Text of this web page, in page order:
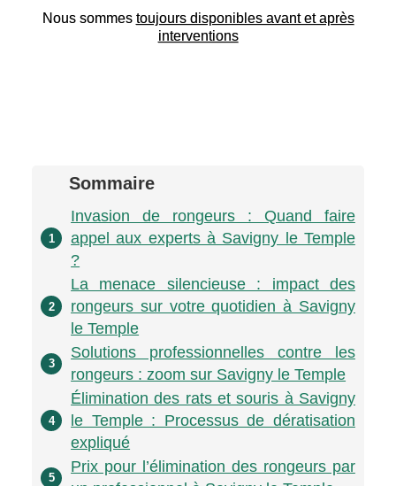
Nous sommes toujours disponibles avant et après
interventions
Sommaire
1
Invasion de rongeurs : Quand faire
appel aux experts à Savigny le Temple
?
2
La menace silencieuse : impact des
rongeurs sur votre quotidien à Savigny
le Temple
3
Solutions professionnelles contre les
rongeurs : zoom sur Savigny le Temple
4
Élimination des rats et souris à Savigny
le Temple : Processus de dératisation
expliqué
5
Prix pour l’élimination des rongeurs par